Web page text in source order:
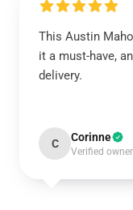
This Austin
it a must-have,
delivery.
C Corinne
Verified owner